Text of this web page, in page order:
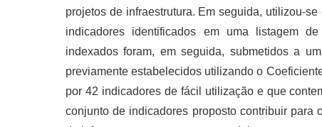
projetos de infraestrutura. Em seguida, utilizou-
indicadores identificados em uma listagem
indexados foram, em seguida, submetidos a
previamente estabelecidos utilizando o
por 42 indicadores de fácil utilização e que
conjunto de indicadores proposto contribuir